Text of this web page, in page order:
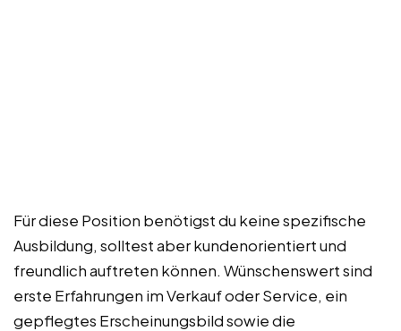
Für diese Position benötigst du keine spezifische
Ausbildung, solltest aber kundenorientiert und
freundlich auftreten können. Wünschenswert sind
erste Erfahrungen im Verkauf oder Service, ein
gepflegtes Erscheinungsbild sowie die